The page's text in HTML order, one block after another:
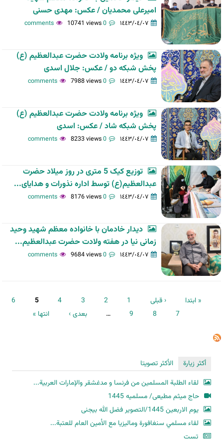
امیرعلی محمدیان / عکس: مهدی حسنی
١٤٤٣/٠٤/٠٧ 0 comments
10741 views
ویژه برنامه ولادت حضرت عبدالعظیم (ع)
پخش شبکه دو / عکس: جلال اسدی
١٤٤٣/٠٤/٠٧ 0 comments
7988 views
ویژه برنامه ولادت حضرت عبدالعظیم (ع)
پخش شبکه شاد / عکس: اسدی
١٤٤٣/٠٤/٠٧ 0 comments
8233 views
توزیع کیک 5 متری در روز میلاد حضرت
عبدالعظیم(ع) توسط اداره نذورات و هدایای...
١٤٤٣/٠٤/٠٧ 0 comments
8176 views
دیدار خادمان با خانواده معظم شهید وحید
زمانی نیا در هفته ولادت حضرت عبدالعظیم...
١٤٤٣/٠٤/٠٧ 0 comments
9684 views
الصفحات
« ابتدا ‹ قبلی 1
2
3
4
5
6
7
8
9
… بعدی › انتها »
أكثر زيارة
الأكثر تصويتا
لقاء الطلبة المسلمين من فرنسا و مدغشقر والإمارات العربية...
حاج میثم مطیعی/ مسلمیه 1445
یوم الاربعین 1445/التصویر فضل الله بیجنی
لقاء مسلمي سنغافورة وماليزيا مع الأمين العام للعتبة...
تست